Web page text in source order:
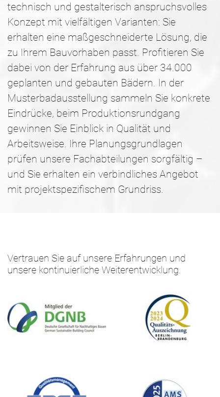
technisch und gestalterisch anspruchsvolles
Konzept mit vielfältigen Varianten: Sie
erhalten eine maßgeschneiderte Lösung, die
zu Ihrem Bauvorhaben passt. Profitieren Sie
dabei von der Erfahrung aus über 34.000
geplanten und gebauten Bädern. In der
Musterbadausstellung sammeln Sie konkrete
Eindrücke, beim Produktionsrundgang
gewinnen Sie Einblick in Qualität und
Arbeitsweise. Ihre Planungsgrundlagen
prüfen unsere Fachabteilungen sorgfältig –
und Sie erhalten ein verbindliches Angebot
mit projektspezifischem Grundriss.
Vertrauen Sie auf unsere Erfahrungen und
unsere kontinuierliche Weiterentwicklung.